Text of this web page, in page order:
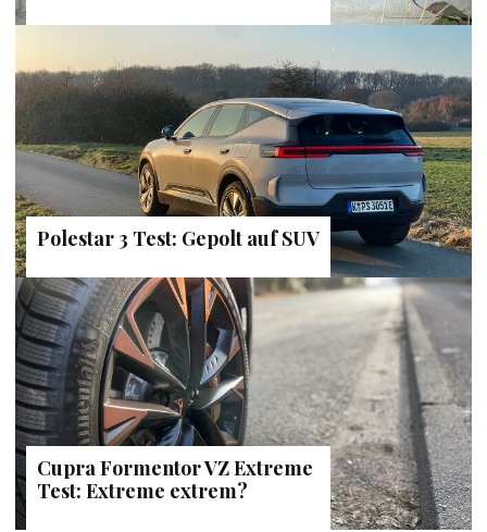
Polestar 3 Test: Gepolt auf SUV
Cupra Formentor VZ Extreme
Test: Extreme extrem?